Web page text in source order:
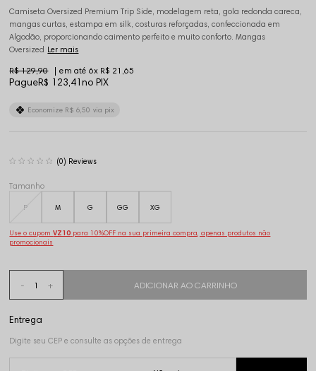
Camiseta Oversized Premium Trip Side, modelagem reta, gola redonda careca,
mangas curtas, estampa em silk, costuras reforçadas, confeccionada em
Algodão, proporcionando caimento perfeito e muito conforto. Mangas
Oversized Ler mais
PagueR$ 123,41no PIX
R$ 129,90 6x R$ 21,65
Economize R$ 6,50 via pix
(0)
Tamanho
P M G GG XG
Use o cupomVZ10 para 10%OFF na sua primeira compra, apenas produtos não
promocionais